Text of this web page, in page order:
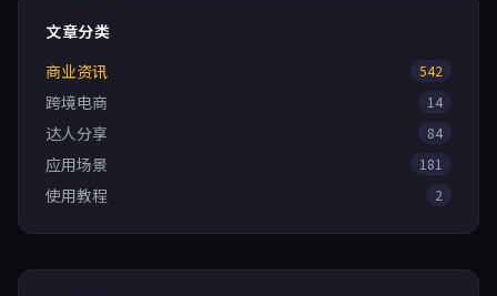
文章分类
商业资讯
542
跨境电商 14
达人分享 84
应用场景 181
使用教程 2